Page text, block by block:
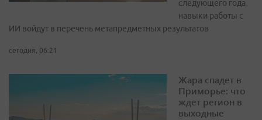
следующего года
навыки работы с
ИИ войдут в перечень метапредметных результатов
сегодня, 06:21
Жара спадет в
Приморье: что
ждет регион в
выходные